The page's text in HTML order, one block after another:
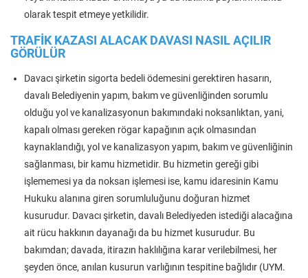
olarak tespit etmeye yetkilidir.
TRAFİK KAZASI ALACAK DAVASI NASIL AÇILIR
GÖRÜLÜR
Davacı şirketin sigorta bedeli ödemesini gerektiren hasarın,
davalı Belediyenin yapım, bakım ve güvenliğinden sorumlu
olduğu yol ve kanalizasyonun bakımındaki noksanlıktan, yani,
kapalı olması gereken rögar kapağının açık olmasından
kaynaklandığı, yol ve kanalizasyon yapım, bakım ve güvenliğinin
sağlanması, bir kamu hizmetidir. Bu hizmetin gereği gibi
işlememesi ya da noksan işlemesi ise, kamu idaresinin Kamu
Hukuku alanına giren sorumluluğunu doğuran hizmet
kusurudur. Davacı şirketin, davalı Belediyeden istediği alacağına
ait rücu hakkının dayanağı da bu hizmet kusurudur. Bu
bakımdan; davada, itirazın haklılığına karar verilebilmesi, her
şeyden önce, anılan kusurun varlığının tespitine bağlıdır (UYM.